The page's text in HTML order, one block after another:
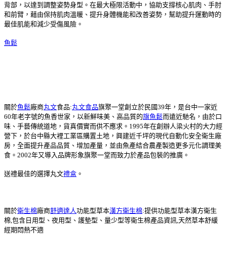
背部，以達到調整姿勢身型。在最大極限活動中，協助支撐核心肌肉、手肘
和前臂，藉由保持肌肉溫暖、提升身體機能和改善姿勢，幫助提升運動時的
最佳肌能和減少受傷風險。
魚鬆
關於魚鬆廠商丸文食品:丸文食品旗聚一堂創立於民國39年，是台中一家近
60年老字號的魚香世家，以新鮮味美、高品質的旗魚鬆而遠近馳名，由於口
味、手藝傳統道地，貨真價實而供不應求。1995年在創辦人梁火村的大力經
營下，於台中縣大裡工業區購置土地，興建近千坪的現代自動化安全衛生廠
房，全面提升產品品質、增加產量，並由魚產結合農產製造更多元化調理美
食。2002年又導入品牌形象旗聚一堂而致力於產品包裝的推廣。
送禮最佳的選擇丸文禮盒 。
關於衛生棉廠商舒適達人功能型草本漢方衛生棉:提供功能型草本漢方衛生
棉,包含日用型、夜用型、護墊型、量少型等衛生棉產品資訊,天然草本舒緩
經期悶熱不適